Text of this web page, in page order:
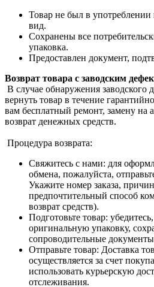
Товар не был в употреблении
вид.
Сохранены все
упаковка.
Предоставлен документ,
Возврат товара с заводским
В случае обнаружения заводского
вернуть товар в течение
вам бесплатный ремонт, замену на
возврат денежных средств.
Процедура возврата:
Свяжитесь с нами: для
обмена, пожалуйста,
Укажите номер заказа,
предпочтительный способ
возврат средств).
Подготовьте товар:
оригинальную упаковку,
сопроводительные
Отправьте товар: Доставка
осуществляется за счет
использовать курьерскую
отслеживания.